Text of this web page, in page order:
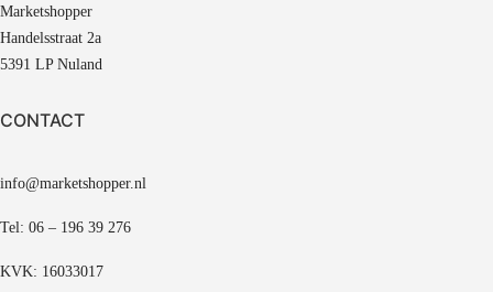
Marketshopper
Handelsstraat 2a
5391 LP Nuland
CONTACT
info@marketshopper.nl
Tel: 06 – 196 39 276
KVK: 16033017